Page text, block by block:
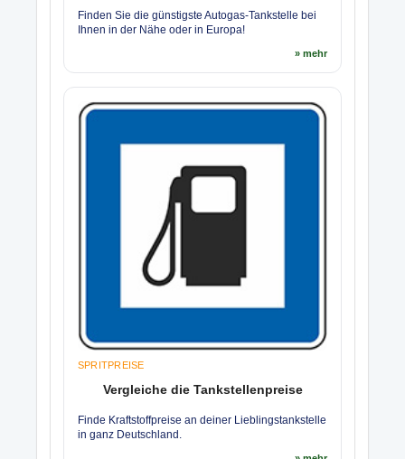
Finden Sie die günstigste Autogas-Tankstelle bei
Ihnen in der Nähe oder in Europa!
» mehr
SPRITPREISE
Vergleiche die Tankstellenpreise
Finde Kraftstoffpreise an deiner Lieblingstankstelle
in ganz Deutschland.